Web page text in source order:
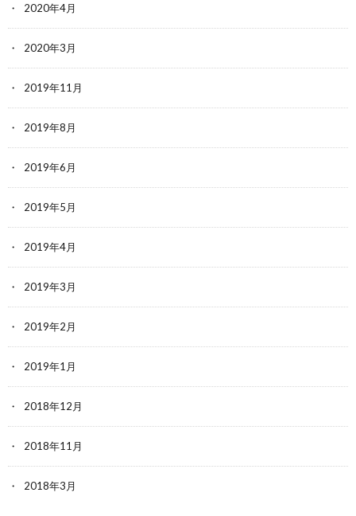
2020年4月
2020年3月
2019年11月
2019年8月
2019年6月
2019年5月
2019年4月
2019年3月
2019年2月
2019年1月
2018年12月
2018年11月
2018年3月